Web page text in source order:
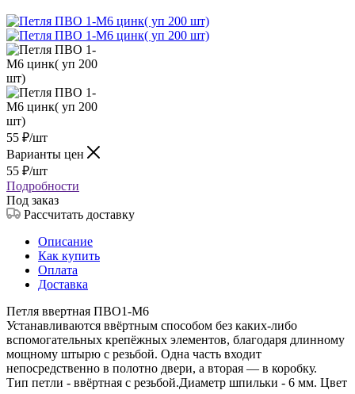
55 ₽/шт
Варианты цен
55 ₽/шт
Подробности
Под заказ
Рассчитать доставку
Описание
Как купить
Оплата
Доставка
Петля ввертная ПВО1-М6
Устанавливаются ввёртным способом без каких-либо
вспомогательных крепёжных элементов, благодаря длинному
мощному штырю с резьбой. Одна часть входит
непосредственно в полотно двери, а вторая — в коробку.
Тип петли - ввёртная с резьбой.Диаметр шпильки - 6 мм. Цвет